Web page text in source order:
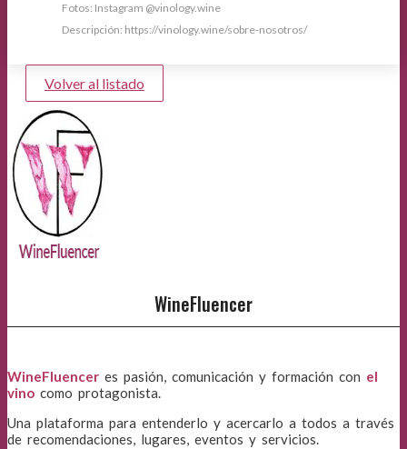
Fotos: Instagram @vinology.wine
Descripción: https://vinology.wine/sobre-nosotros/
Volver al listado
WineFluencer
WineFluencer es pasión, comunicación y formación con el
vino como protagonista.
Una plataforma para entenderlo y acercarlo a todos a través
de recomendaciones, lugares, eventos y servicios.